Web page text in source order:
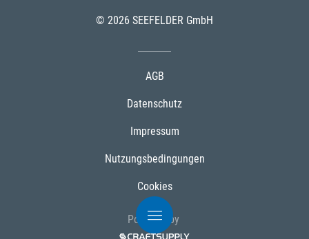
© 2026 SEEFELDER GmbH
AGB
Datenschutz
Impressum
Nutzungsbedingungen
Cookies
Powered by